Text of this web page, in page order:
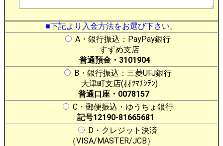
■下記より入金方法をお選び下さい。
A・銀行振込：PayPay銀行
すずめ支店
普通預金・3101904
B・銀行振込：三菱UFJ銀行
大津町支店(ｵｵﾂﾏﾁｼﾃﾝ)
普通口座・0078157
C・郵便振込・ゆうちょ銀行
記号12190-81665681
D・クレジット決済
（VISA/MASTER/JCB）